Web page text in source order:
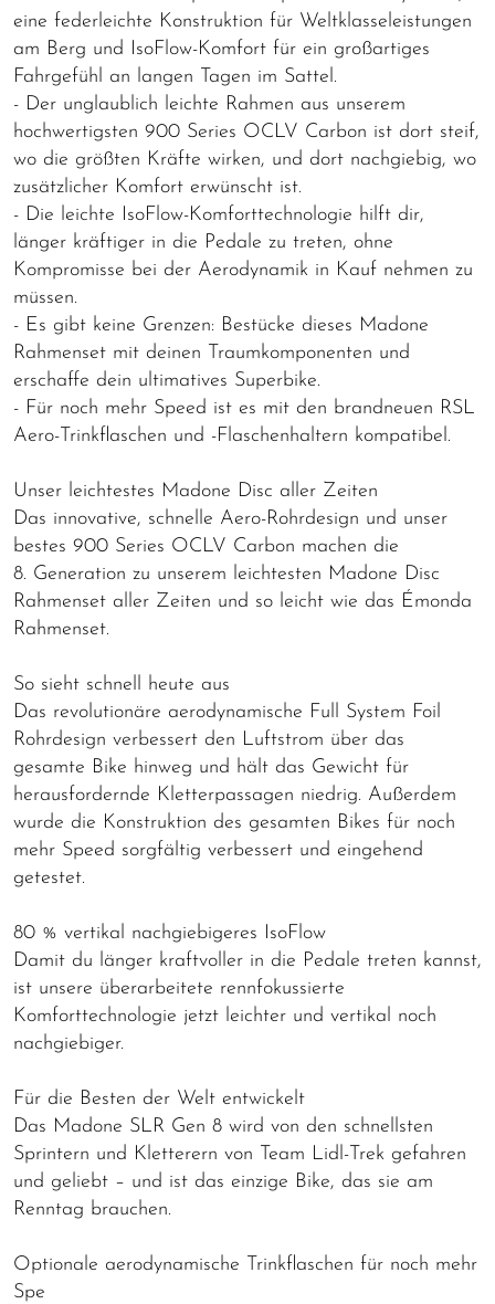
eine federleichte Konstruktion für Weltklasseleistungen
am Berg und IsoFlow-Komfort für ein großartiges
Fahrgefühl an langen Tagen im Sattel.
- Der unglaublich leichte Rahmen aus unserem
hochwertigsten 900 Series OCLV Carbon ist dort steif,
wo die größten Kräfte wirken, und dort nachgiebig, wo
zusätzlicher Komfort erwünscht ist.
- Die leichte IsoFlow-Komforttechnologie hilft dir,
länger kräftiger in die Pedale zu treten, ohne
Kompromisse bei der Aerodynamik in Kauf nehmen zu
müssen.
- Es gibt keine Grenzen: Bestücke dieses Madone
Rahmenset mit deinen Traumkomponenten und
erschaffe dein ultimatives Superbike.
- Für noch mehr Speed ist es mit den brandneuen RSL
Aero-Trinkflaschen und -Flaschenhaltern kompatibel.
Unser leichtestes Madone Disc aller Zeiten
Das innovative, schnelle Aero-Rohrdesign und unser
bestes 900 Series OCLV Carbon machen die
8. Generation zu unserem leichtesten Madone Disc
Rahmenset aller Zeiten und so leicht wie das Émonda
Rahmenset.
So sieht schnell heute aus
Das revolutionäre aerodynamische Full System Foil
Rohrdesign verbessert den Luftstrom über das
gesamte Bike hinweg und hält das Gewicht für
herausfordernde Kletterpassagen niedrig. Außerdem
wurde die Konstruktion des gesamten Bikes für noch
mehr Speed sorgfältig verbessert und eingehend
getestet.
80 % vertikal nachgiebigeres IsoFlow
Damit du länger kraftvoller in die Pedale treten kannst,
ist unsere überarbeitete rennfokussierte
Komforttechnologie jetzt leichter und vertikal noch
nachgiebiger.
Für die Besten der Welt entwickelt
Das Madone SLR Gen 8 wird von den schnellsten
Sprintern und Kletterern von Team Lidl-Trek gefahren
und geliebt – und ist das einzige Bike, das sie am
Renntag brauchen.
Optionale aerodynamische Trinkflaschen für noch mehr
Spe